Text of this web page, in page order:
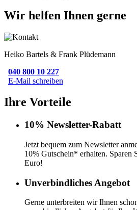
Wir helfen Ihnen gerne
Heiko Bartels & Frank Plüdemann
040 800 10 227
E-Mail schreiben
Ihre Vorteile
10% Newsletter-Rabatt
Jetzt bequem zum Newsletter
10% Gutschein* erhalten. Sparen
Euro!
Unverbindliches Angebot
Gerne unterbreiten wir Ihnen